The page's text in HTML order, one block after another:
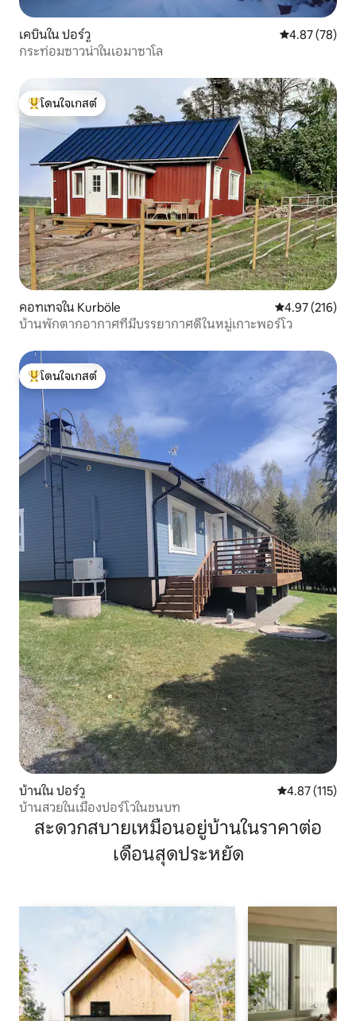
เคบินใน ปอร์วู คะแนนเฉลี่ย
4.87 (78)
กระท่อมซาวน่าในเอมาซาโล
โดนใจเกสต์ที่สุด
โดนใจเกสต์
คอทเทจใน Kurböle คะแนนเฉลี่ย
4.97 (216)
บ้านพักตากอากาศที่มีบรรยากาศดีในหมู่เกาะพอร์โว
โดนใจเกสต์ที่สุด
โดนใจเกสต์
บ้านใน ปอร์วู คะแนนเฉลี่ย
4.87 (115)
บ้านสวยในเมืองปอร์โวในชนบท
สะดวกสบายเหมือนอยู่บ้านในราคาต่อ
เดือนสุดประหยัด